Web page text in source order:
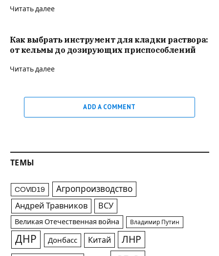
Читать далее
Как выбрать инструмент для кладки раствора:
от кельмы до дозирующих приспособлений
Читать далее
ADD A COMMENT
ТЕМЫ
COVID19 Агропроизводство
Андрей Травников ВСУ
Великая Отечественная война Владимир Путин
ДНР Донбасс Китай ЛНР